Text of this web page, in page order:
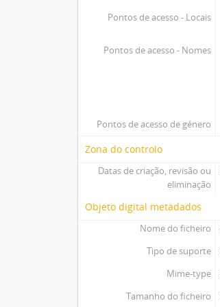
Pontos de acesso - Locais
Pontos de acesso - Nomes
Pontos de acesso de género
Zona do controlo
Datas de criação, revisão ou
eliminação
Objeto digital metadados
Nome do ficheiro
Tipo de suporte
Mime-type
Tamanho do ficheiro